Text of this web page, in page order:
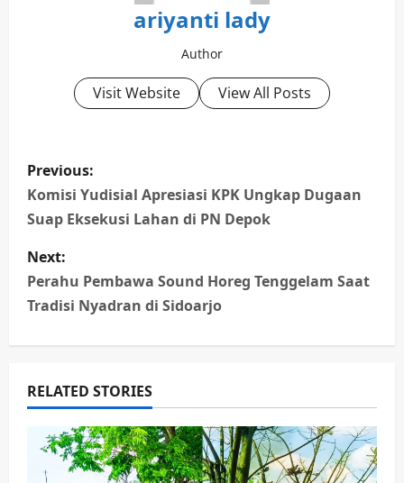
ariyanti lady
Author
Visit Website View All Posts
P
o
t
n
a
v
Previous:
Komisi Yudisial Apresiasi KPK Ungkap Dugaan
Suap Eksekusi Lahan di PN Depok
Next:
Perahu Pembawa Sound Horeg Tenggelam Saat
Tradisi Nyadran di Sidoarjo
RELATED STORIES